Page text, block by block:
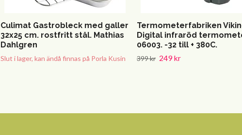
Culimat Gastrobleck med galler
32x25 cm. rostfritt stål. Mathias
Dahlgren
Slut i lager, kan ändå finnas på Porla Kusin
Termometerfabriken
Digital infraröd
06003. -32 till + 380C.
399 kr 249 kr